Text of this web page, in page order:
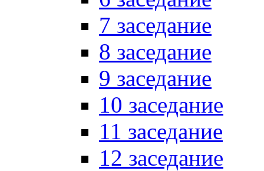
7 заседание
8 заседание
9 заседание
10 заседание
11 заседание
12 заседание